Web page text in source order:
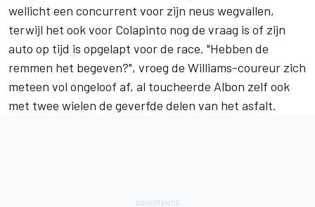
wellicht een concurrent voor zijn neus wegvallen,
terwijl het ook voor Colapinto nog de vraag is of zijn
auto op tijd is opgelapt voor de race. "Hebben de
remmen het begeven?", vroeg de Williams-coureur zich
meteen vol ongeloof af, al toucheerde Albon zelf ook
met twee wielen de geverfde delen van het asfalt.